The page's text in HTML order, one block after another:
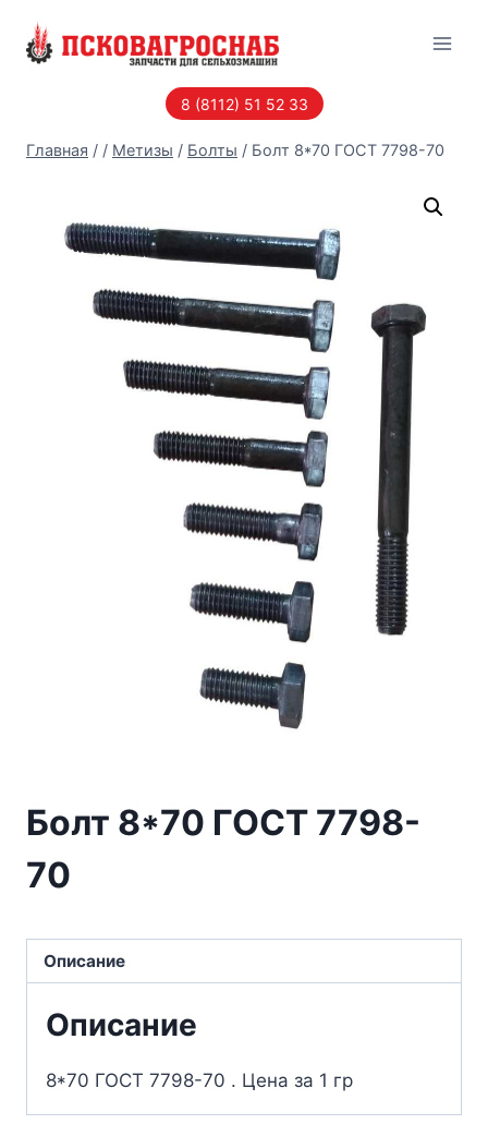
8 (8112) 51 52 33
Главная / / Метизы / Болты / Болт 8*70 ГОСТ 7798-70
Болт 8*70 ГОСТ 7798-
70
Описание
Описание
8*70 ГОСТ 7798-70 . Цена за 1 гр